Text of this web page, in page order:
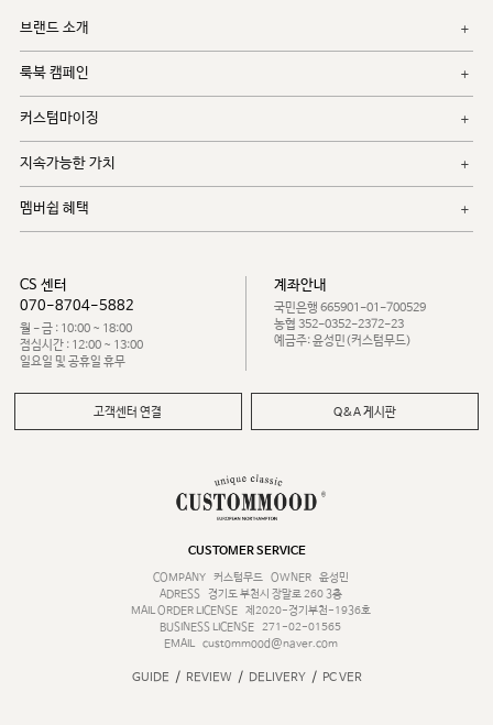
브랜드 소개
룩북 캠페인
커스텀마이징
지속가능한 가치
멤버쉽 혜택
CS 센터
070-8704-5882
월 - 금 : 10:00 ~ 18:00
점심시간 : 12:00 ~ 13:00
일요일 및 공휴일 휴무
계좌안내
국민은행 665901-01-700529
농협 352-0352-2372-23
예금주: 윤성민(커스텀무드)
고객센터 연결 Q&A 게시판
CUSTOMER SERVICE
COMPANY
커스텀무드 OWNER
윤성민
ADRESS
경기도 부천시 장말로 260 3층
MAIL ORDER LICENSE
제2020-경기부천-1936호
BUSINESS LICENSE 271-02-01565
EMAIL
custommood@naver.com
GUIDE / REVIEW / DELIVERY / PC VER